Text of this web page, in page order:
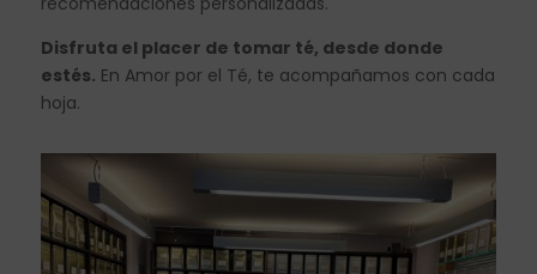
Disfruta el placer de tomar té, desde donde
estés. En Amor por el Té, te acompañamos con cada
hoja.